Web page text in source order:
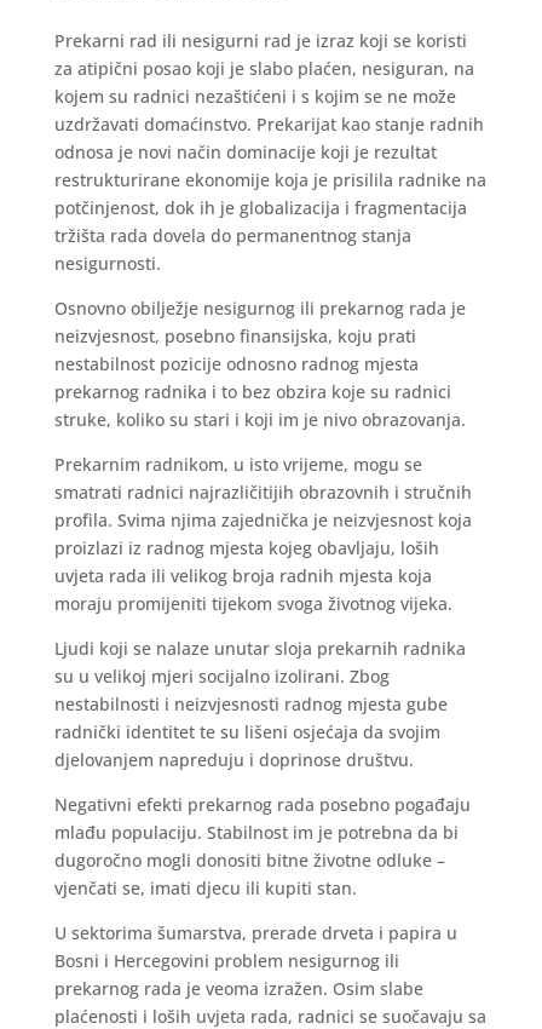
Prekarni rad ili nesigurni rad je izraz koji se koristi
za atipični posao koji je slabo plaćen, nesiguran, na
kojem su radnici nezaštićeni i s kojim se ne može
uzdržavati domaćinstvo. Prekarijat kao stanje radnih
odnosa je novi način dominacije koji je rezultat
restrukturirane ekonomije koja je prisilila radnike na
potčinjenost, dok ih je globalizacija i fragmentacija
tržišta rada dovela do permanentnog stanja
nesigurnosti.
Osnovno obilježje nesigurnog ili prekarnog rada je
neizvjesnost, posebno finansijska, koju prati
nestabilnost pozicije odnosno radnog mjesta
prekarnog radnika i to bez obzira koje su radnici
struke, koliko su stari i koji im je nivo obrazovanja.
Prekarnim radnikom, u isto vrijeme, mogu se
smatrati radnici najrazličitijih obrazovnih i stručnih
profila. Svima njima zajednička je neizvjesnost koja
proizlazi iz radnog mjesta kojeg obavljaju, loših
uvjeta rada ili velikog broja radnih mjesta koja
moraju promijeniti tijekom svoga životnog vijeka.
Ljudi koji se nalaze unutar sloja prekarnih radnika
su u velikoj mjeri socijalno izolirani. Zbog
nestabilnosti i neizvjesnosti radnog mjesta gube
radnički identitet te su lišeni osjećaja da svojim
djelovanjem napreduju i doprinose društvu.
Negativni efekti prekarnog rada posebno pogađaju
mlađu populaciju. Stabilnost im je potrebna da bi
dugoročno mogli donositi bitne životne odluke –
vjenčati se, imati djecu ili kupiti stan.
U sektorima šumarstva, prerade drveta i papira u
Bosni i Hercegovini problem nesigurnog ili
prekarnog rada je veoma izražen. Osim slabe
plaćenosti i loših uvjeta rada, radnici se suočavaju sa